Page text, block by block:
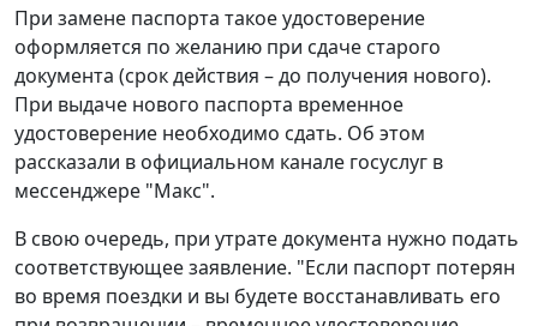
При замене паспорта такое удостоверение
оформляется по желанию при сдаче старого
документа (срок действия – до получения нового).
При выдаче нового паспорта временное
удостоверение необходимо сдать. Об этом
рассказали в официальном канале госуслуг в
мессенджере "Макс".
В свою очередь, при утрате документа нужно подать
соответствующее заявление. "Если паспорт потерян
во время поездки и вы будете восстанавливать его